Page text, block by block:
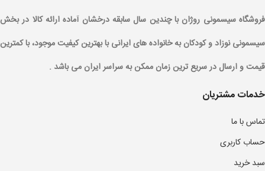
فروشگاه سیسمونی روژان با چندین سال سابقه درخشان آماده ارائه کالا در بخش
سیسمونی نوزاد و کودکان به خانواده های ایرانی با بهترین کیفیت موجود، با کمترین
قیمت و ارسال در سریع ترین زمان ممکن به سراسر ایران می باشد .
خدمات مشتریان
تماس با ما
حساب کاربری
سبد خرید